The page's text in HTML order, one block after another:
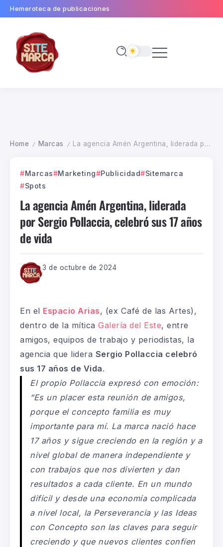
Hemeroteca de publicaciones
Home / Marcas / La agencia Amén Argentina, liderada por Sergio Pollaccia, celebró sus 17 años de vida
Marcas Marketing Publicidad
Sitemarca
Spots
La agencia Amén Argentina, liderada
por Sergio Pollaccia, celebró sus 17 años
de vida
3 de octubre de 2024
En el Espacio Arias, (ex Café de las Artes),
dentro de la mítica Galería del Este, entre
amigos, equipos de trabajo y periodistas, la
agencia que lidera Sergio Pollaccia celebró
sus 17 años de Vida.
El propio Pollaccia expresó con emoción:
“Es un placer esta reunión de amigos,
porque el concepto familia es muy
importante para mí. La marca nació hace
17 años y sigue creciendo en la región y a
nivel global de manera independiente y
con trabajos que nos divierten y dan
resultados a cada cliente. En un mundo
difícil y desde una economía complicada
a nivel local, la Perseverancia y las Ideas
con Concepto son las claves para seguir
creciendo y que nuevos clientes confíen